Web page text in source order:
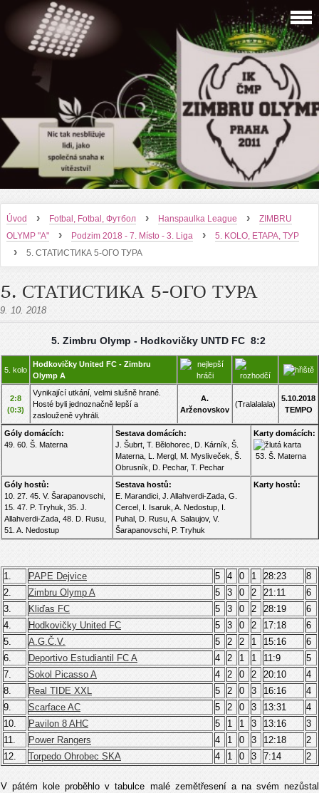
Úvod › Fotbal, Fotbal, Футбол › Hanspaulka League ›
ZIMBRU
OLYMP "A"
› Podzim 2018 - 7. Místo - 3. Liga › 5. KOLO, ETAPA, ТУР
› 5. СТАТИСТИКА 5-ОГО ТУРА
5. СТАТИСТИКА 5-ОГО ТУРА
9. 10. 2018
5. Zimbru Olymp - Hodkovičky UNTD FC 8:2
5. kolo
Hodkovičky United FC - Zimbru
Olymp A
2:8
(0:3)
Vynikající utkání, velmi slušně hrané.
Hosté byli jednoznačně lepší a
zaslouženě vyhráli.
A.
Arženovskov
(Tralalalala)
5.10.2018
TEMPO
Góly domácích:
49. 60. Š. Materna
Sestava domácích:
J. Šubrt, T. Bělohorec, D. Kárník, Š.
Materna, L. Mergl, M. Mysliveček, Š.
Obrusník, D. Pechar, T. Pechar
Karty domácích:
53. Š. Materna
Góly hostů:
10. 27. 45. V. Šarapanovschi,
15. 47. P. Tryhuk, 35. J.
Allahverdi-Zada, 48. D. Rusu,
51. A. Nedostup
Sestava hostů:
E. Marandici, J. Allahverdi-Zada, G.
Cercel, I. Isaruk, A. Nedostup, I.
Puhal, D. Rusu, A. Salaujov, V.
Šarapanovschi, P. Tryhuk
Karty hostů:
1. PAPE Dejvice 5 4 0 1 28:23
8
2.
Zimbru Olymp A 5 3 0 2 21:11
6
3.
Kliďas FC 5 3 0 2 28:19
6
4.
Hodkovičky United FC 5 3 0 2 17:18
6
5.
A.G.Č.V. 5 2 2 1 15:16
6
6.
Deportivo Estudiantil FC A 4 2 1 1 11:9
5
7.
Sokol Picasso A 4 2 0 2 20:10
4
8.
Real TIDE XXL 5 2 0 3 16:16
4
9.
Scarface AC 5 2 0 3 13:31
4
10.
Pavilon 8 AHC 5 1 1 3 13:16
3
11.
Power Rangers 4 1 0 3 12:18
2
12.
Torpedo Ohrobec SKA 4 1 0 3 7:14 2
V pátém kole proběhlo v tabulce malé zemětřesení a na svém nezůstal